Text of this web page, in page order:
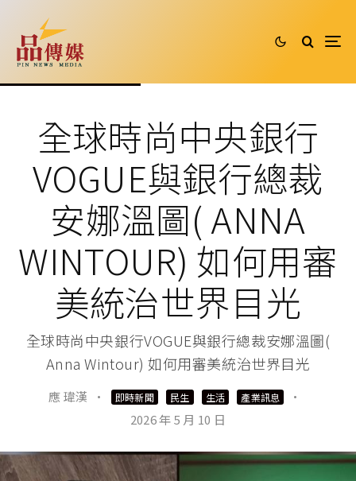
全球時尚中央銀行
VOGUE與銀行總裁
安娜溫圖( ANNA
WINTOUR) 如何用審
美統治世界目光
全球時尚中央銀行VOGUE與銀行總裁安娜溫圖(
Anna Wintour) 如何用審美統治世界目光
應 瑋漢 · 即時新聞 民生 生活 產業訊息
·
2026 年 5 月 10 日